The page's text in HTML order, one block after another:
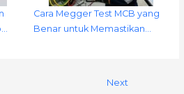
Cara Megger Test MCB yang
Benar untuk Memastikan…
Next